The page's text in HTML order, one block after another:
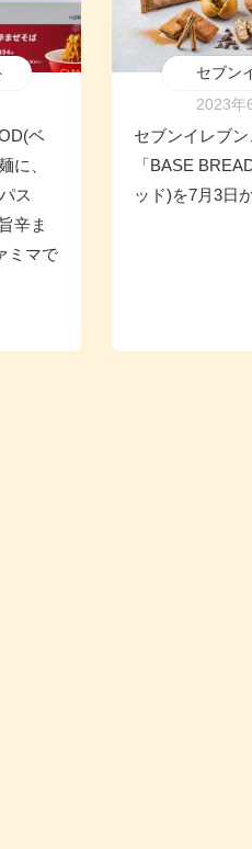
ベ
に、
ス
辛ま
ミマで
セブン
2023年
セブンイレブ
「BASE
ッド)を7月3日